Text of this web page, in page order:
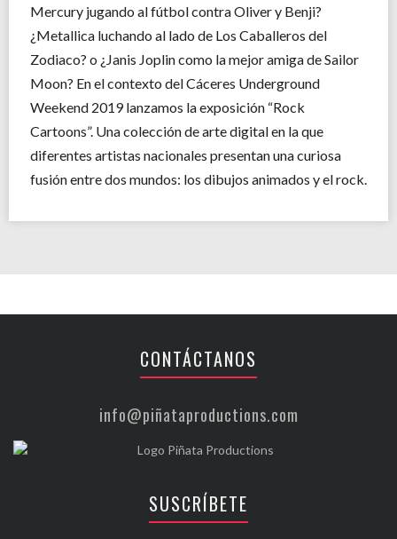
Mercury jugando al fútbol contra Oliver y Benji?
¿Metallica luchando al lado de Los Caballeros del
Zodiaco? o ¿Janis Joplin como la mejor amiga de Sailor
Moon? En el contexto del Cáceres Underground
Weekend 2019 lanzamos la exposición “Rock
Cartoons”. Una colección de arte digital en la que
diferentes artistas nacionales presentan una curiosa
fusión entre dos mundos: los dibujos animados y el rock.
CONTÁCTANOS
info@piñataproductions.com
SUSCRÍBETE